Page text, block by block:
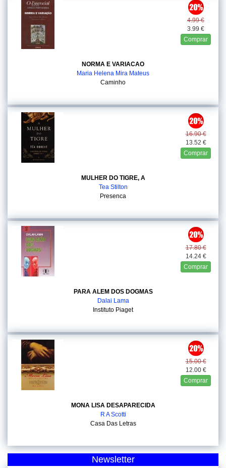
4.99 €
3.99 €
Comprar
NORMA E VARIACAO
Maria Helena Mira Mateus
Caminho
16.90 €
13.52 €
Comprar
MULHER DO TIGRE, A
Tea Stilton
Presenca
17.80 €
14.24 €
Comprar
PARA ALEM DOS DOGMAS
Dalai Lama
Instituto Piaget
15.00 €
12.00 €
Comprar
MONA LISA DESAPARECIDA
R A Scotti
Casa Das Letras
Newsletter